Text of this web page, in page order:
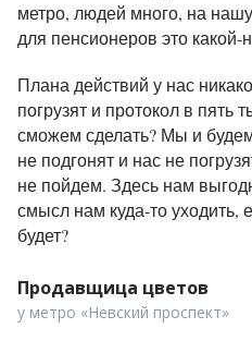
метро, людей много, на
для пенсионеров это какой-
Плана действий у нас
погрузят и протокол в пять
сможем сделать? Мы и
не подгонят и нас не
не пойдем. Здесь нам
смысл нам куда-то уходить,
будет?
Продавщица цветов
у метро «Невский проспект»